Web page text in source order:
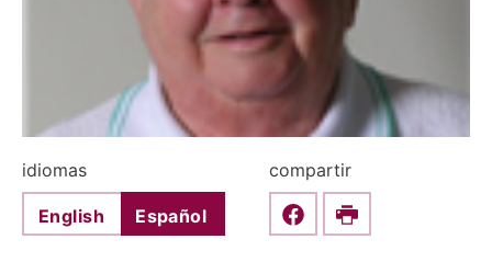
idiomas
English Español
compartir
Share this on Facebook
Print